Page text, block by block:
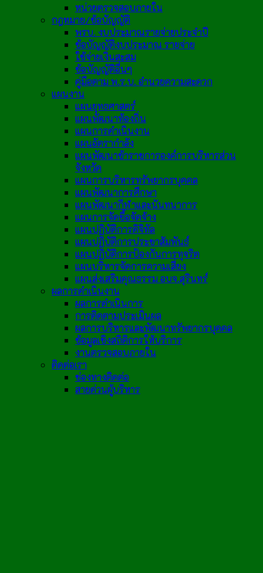
หน่วยตรวจสอบภายใน
กฎหมาย/ข้อบัญญัติ
พรบ. งบประมาณรายจ่ายประจำปี
ข้อบัญญัติงบประมาณ รายจ่าย
ใช้จ่ายเงินสะสม
ข้อบัญญัติอื่นๆ
คู่มือตาม พ.ร.บ. อำนวยความสะดวก
แผนงาน
แผนยุทธศาสตร์
แผนพัฒนาท้องถิ่น
แผนการดำเนินงาน
แผนอัตรากำลัง
แผนพัฒนาข้าราชการองค์การบริหารส่วน
จังหวัด
แผนการบริหารทรัพยากรบุคคล
แผนพัฒนาการศึกษา
แผนพัฒนากีฬาและนันทนาการ
แผนการจัดซื้อจัดจ้าง
แผนปฏิบัติการดิจิทัล
แผนปฏิบัติการประชาสัมพันธ์
แผนปฏิบัติการป้องกันการทุจริต
แผนบริหารจัดการความเสี่ยง
แผนส่งเสริมคุณธรรม อบจ.สุรินทร์
ผลการดำเนินงาน
ผลการดำเนินการ
การติดตามประเมินผล
ผลการบริหารและพัฒนาทรัพยากรบุคคล
ข้อมูลเชิงสถิติการให้บริการ
งานตรวจสอบภายใน
ติดต่อเรา
ช่องทางติดต่อ
สายด่วนผู้บริหาร